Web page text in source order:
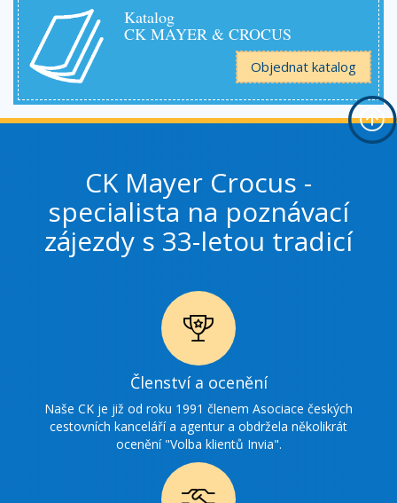
Katalog
CK MAYER & CROCUS
Objednat katalog
CK Mayer Crocus -
specialista na poznávací
zájezdy s 33-letou tradicí
Ikonka
ocenění
Členství a ocenění
Naše CK je již od roku 1991 členem Asociace českých
cestovních kanceláří a agentur a obdržela několikrát
ocenění "Volba klientů Invia".